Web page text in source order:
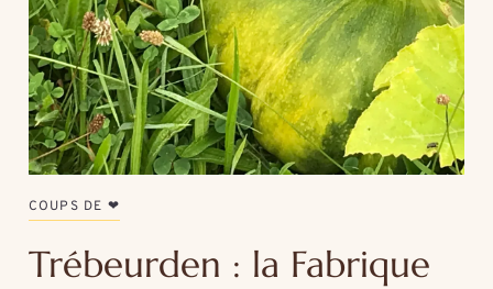
COUPS DE ❤
Trébeurden : la Fabrique